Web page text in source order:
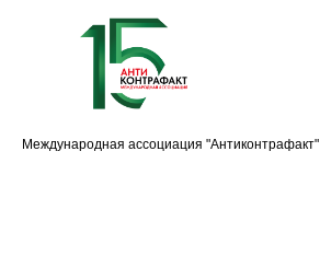
Международная ассоциация "Антиконтрафакт"